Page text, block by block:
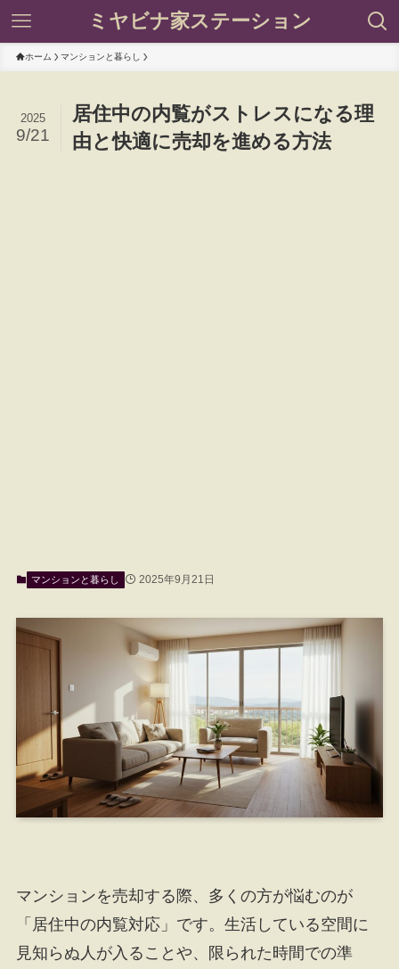
ミヤビナ家ステーション
ホーム マンションと暮らし
居住中の内覧がストレスになる理
由と快適に売却を進める方法
2025
9/21
マンションと暮らし 2025年9月21日
マンションを売却する際、多くの方が悩むのが
「居住中の内覧対応」です。生活している空間に
見知らぬ人が入ることや、限られた時間での準